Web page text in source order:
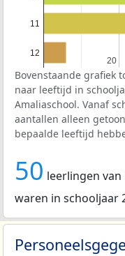
20
20
11
12
Bovenstaande grafiek
naar leeftijd in
Amaliaschool. Vanaf
aantallen alleen
bepaalde leeftijd
50 leerlingen van
waren in schooljaar